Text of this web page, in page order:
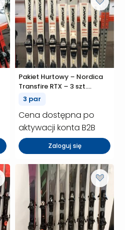
Pakiet Hurtowy – Nordica
Transfire RTX – 3 szt.
(P00975)
3 par
Cena dostępna po
aktywacji konta B2B
Zaloguj się